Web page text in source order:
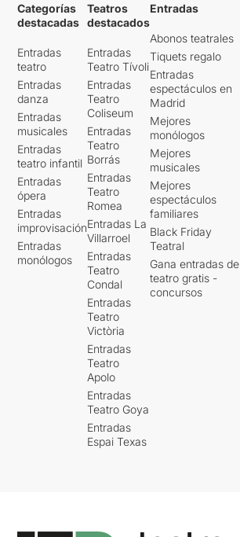
Categorías
destacadas
Entradas
teatro
Entradas
danza
Entradas
musicales
Entradas
teatro infantil
Entradas
ópera
Entradas
improvisación
Entradas
monólogos
Teatros
destacados
Entradas
Teatro Tívoli
Entradas
Teatro
Coliseum
Entradas
Teatro
Borrás
Entradas
Teatro
Romea
Entradas La
Villarroel
Entradas
Teatro
Condal
Entradas
Teatro
Victòria
Entradas
Teatro
Apolo
Entradas
Teatro Goya
Entradas
Espai Texas
Entradas
Abonos teatrales
Tiquets regalo
Entradas
espectáculos en
Madrid
Mejores
monólogos
Mejores
musicales
Mejores
espectáculos
familiares
Black Friday
Teatral
Gana entradas de
teatro gratis -
concursos